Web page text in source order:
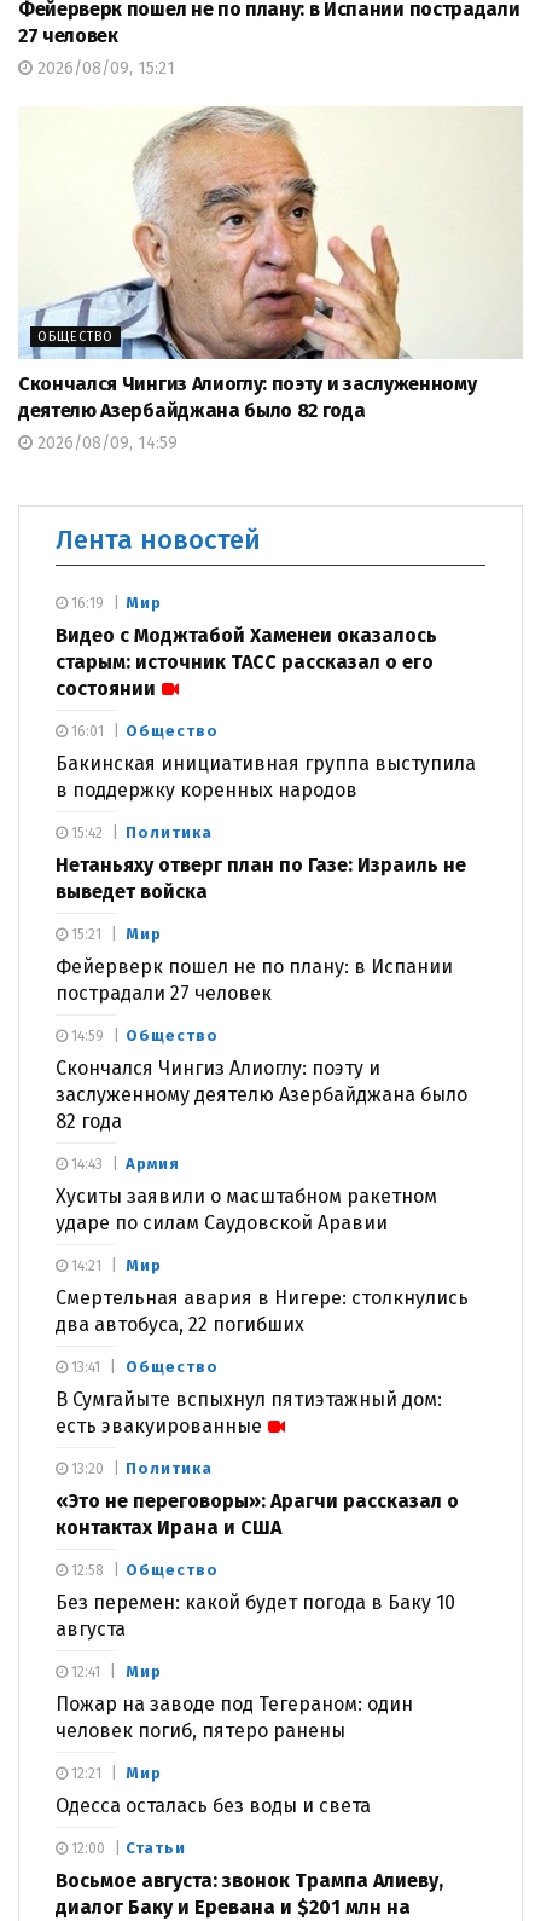
Фейерверк пошел не по плану: в Испании пострадали
27 человек
2026/08/09, 15:21
ОБЩЕСТВО
Скончался Чингиз Алиоглу: поэту и заслуженному
деятелю Азербайджана было 82 года
2026/08/09, 14:59
Лента новостей
Мир
Видео с Моджтабой Хаменеи оказалось
старым: источник ТАСС рассказал о его
состоянии
16:19
Общество
Бакинская инициативная группа выступила
в поддержку коренных народов
16:01
Политика
Нетаньяху отверг план по Газе: Израиль не
выведет войска
15:42
Мир
Фейерверк пошел не по плану: в Испании
пострадали 27 человек
15:21
Общество
Скончался Чингиз Алиоглу: поэту и
заслуженному деятелю Азербайджана было
82 года
14:59
Армия
Хуситы заявили о масштабном ракетном
ударе по силам Саудовской Аравии
14:43
Мир
Смертельная авария в Нигере: столкнулись
два автобуса, 22 погибших
14:21
Общество
В Сумгайыте вспыхнул пятиэтажный дом:
есть эвакуированные
13:41
Политика
«Это не переговоры»: Арагчи рассказал о
контактах Ирана и США
13:20
Общество
Без перемен: какой будет погода в Баку 10
августа
12:58
Мир
Пожар на заводе под Тегераном: один
человек погиб, пятеро ранены
12:41
Мир
Одесса осталась без воды и света
12:21
Статьи
Восьмое августа: звонок Трампа Алиеву,
диалог Баку и Еревана и $201 млн на
12:00